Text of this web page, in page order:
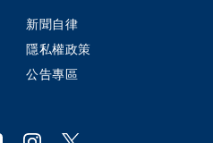
新聞自律
隱私權政策
公告專區